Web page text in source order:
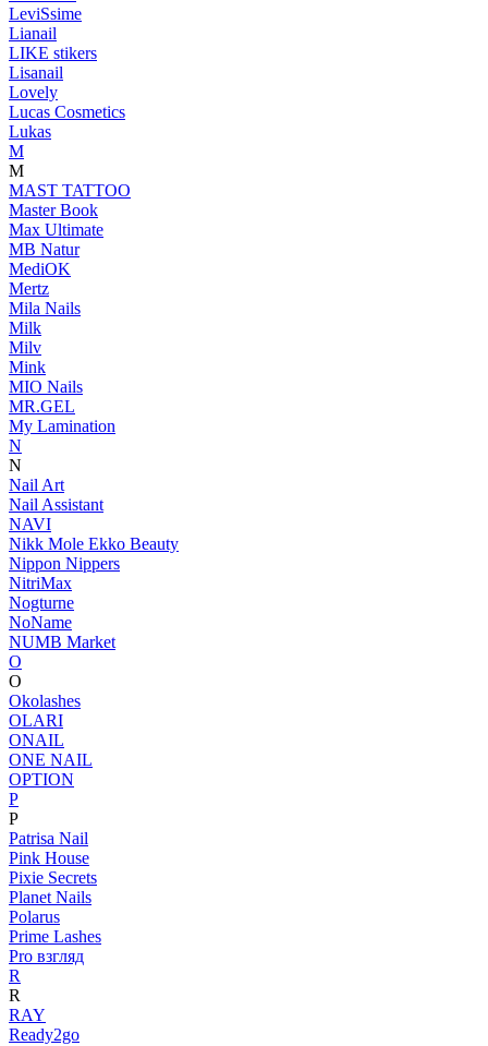
LeviSsime
Lianail
LIKE stikers
Lisanail
Lovely
Lucas Cosmetics
Lukas
M
M
MAST TATTOO
Master Book
Max Ultimate
MB Natur
MediOK
Mertz
Mila Nails
Milk
Milv
Mink
MIO Nails
MR.GEL
My Lamination
N
N
Nail Art
Nail Assistant
NAVI
Nikk Mole Ekko Beauty
Nippon Nippers
NitriMax
Nogturne
NoName
NUMB Market
O
O
Okolashes
OLARI
ONAIL
ONE NAIL
OPTION
P
P
Patrisa Nail
Pink House
Pixie Secrets
Planet Nails
Polarus
Prime Lashes
Pro взгляд
R
R
RAY
Ready2go